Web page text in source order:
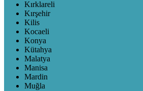
Kırklareli
Kırşehir
Kilis
Kocaeli
Konya
Kütahya
Malatya
Manisa
Mardin
Muğla